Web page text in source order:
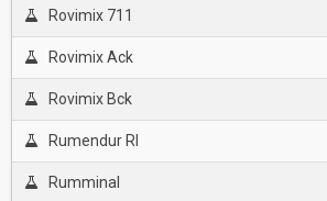
Rovimix 711
Rovimix Ack
Rovimix Bck
Rumendur Rl
Rumminal